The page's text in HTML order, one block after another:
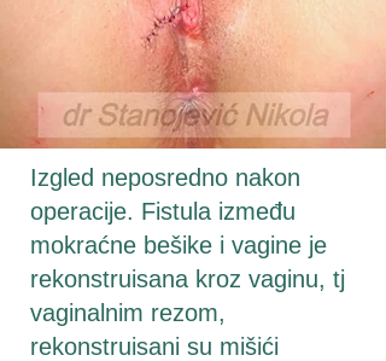
Izgled neposredno nakon
operacije. Fistula između
mokraćne bešike i vagine je
rekonstruisana kroz vaginu, tj
vaginalnim rezom,
rekonstruisani su mišići